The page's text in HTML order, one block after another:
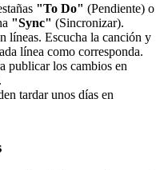
"To Do" (Pendiente) o
"Sync" (Sincronizar).
líneas. Escucha la canción y
línea como corresponda.
publicar los cambios en
tardar unos días en